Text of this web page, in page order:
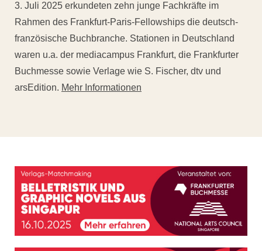
3. Juli 2025 erkundeten zehn junge Fachkräfte im
Rahmen des Frankfurt-Paris-Fellowships die deutsch-
französische Buchbranche. Stationen in Deutschland
waren u.a. der mediacampus Frankfurt, die Frankfurter
Buchmesse sowie Verlage wie S. Fischer, dtv und
arsEdition. Mehr Informationen